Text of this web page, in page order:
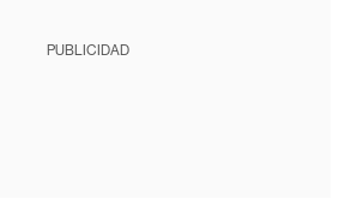
PUBLICIDAD